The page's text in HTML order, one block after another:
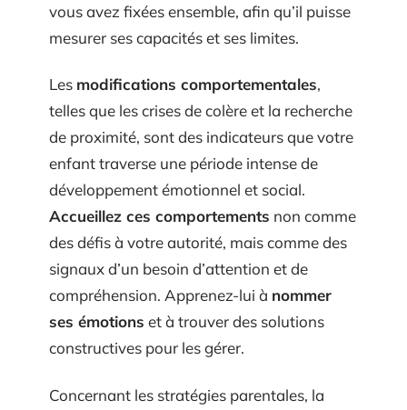
vous avez fixées ensemble, afin qu’il puisse
mesurer ses capacités et ses limites.
Les modifications comportementales,
telles que les crises de colère et la recherche
de proximité, sont des indicateurs que votre
enfant traverse une période intense de
développement émotionnel et social.
Accueillez ces comportements non comme
des défis à votre autorité, mais comme des
signaux d’un besoin d’attention et de
compréhension. Apprenez-lui à nommer
ses émotions et à trouver des solutions
constructives pour les gérer.
Concernant les stratégies parentales, la